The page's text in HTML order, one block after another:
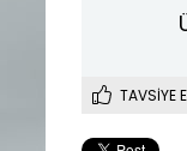
TAVSIYE